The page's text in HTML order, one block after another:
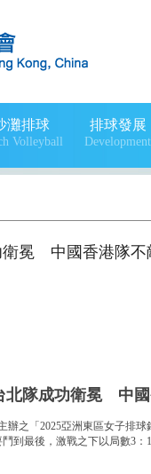
灘排球
Volleyball
排球發展
Development
冕 中國香港隊不
北隊成功衛冕 中
辦之「2025亞洲東區女子排
到最後，激戰之下以局數3